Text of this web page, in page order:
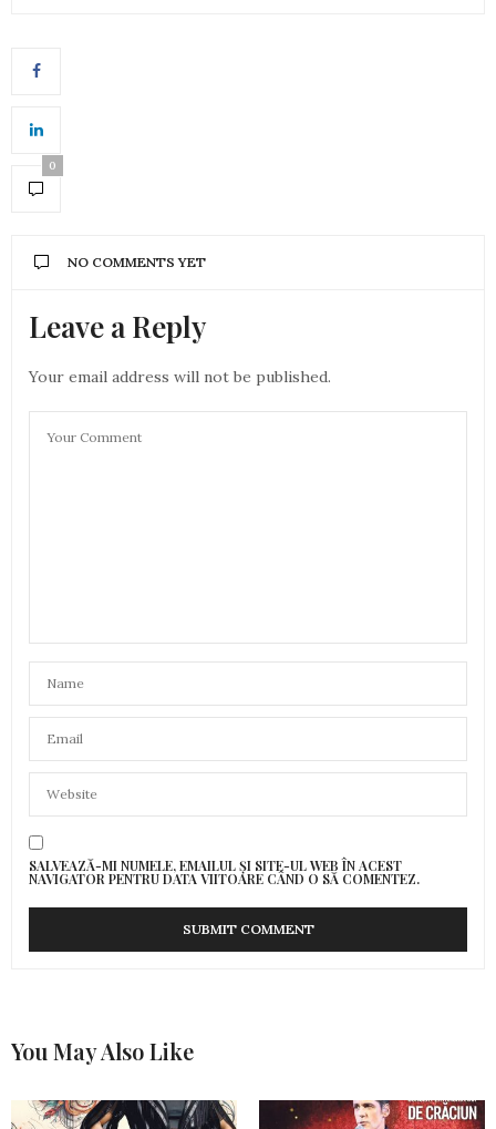
0
NO COMMENTS YET
Leave a Reply
Your email address will not be published.
SALVEAZĂ-MI NUMELE, EMAILUL ȘI SITE-UL WEB ÎN ACEST
NAVIGATOR PENTRU DATA VIITOARE CÂND O SĂ COMENTEZ.
You May Also Like